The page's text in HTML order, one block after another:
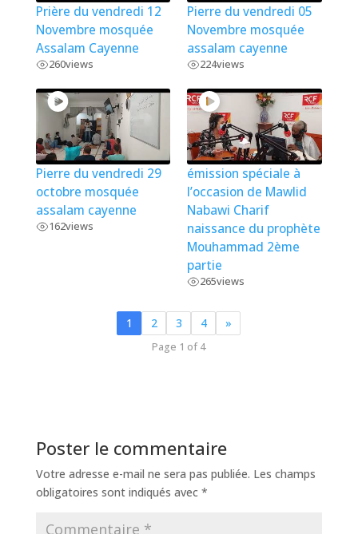
Prière du vendredi 12
Novembre mosquée
Assalam Cayenne
260views
Pierre du vendredi 05
Novembre mosquée
assalam cayenne
224views
Pierre du vendredi 29
octobre mosquée
assalam cayenne
162views
émission spéciale à
l’occasion de Mawlid
Nabawi Charif
naissance du prophète
Mouhammad 2ème
partie
265views
1 2 3 4 »
Page 1 of 4
Poster le commentaire
Votre adresse e-mail ne sera pas publiée. Les champs
obligatoires sont indiqués avec *